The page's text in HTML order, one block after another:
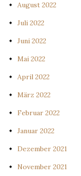
August 2022
Juli 2022
Juni 2022
Mai 2022
April 2022
März 2022
Februar 2022
Januar 2022
Dezember 2021
November 2021